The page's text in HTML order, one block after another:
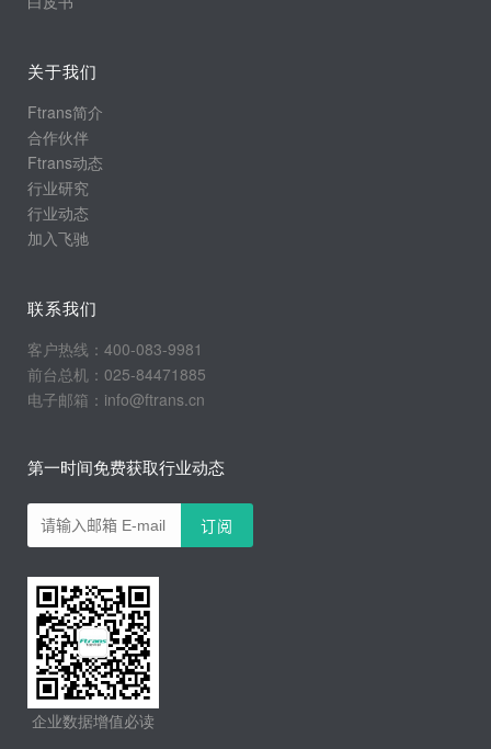
关于我们
Ftrans简介
合作伙伴
Ftrans动态
行业研究
行业动态
加入飞驰
联系我们
客户热线：400-083-9981
前台总机：025-84471885
电子邮箱：info@ftrans.cn
第一时间免费获取行业动态
企业数据增值必读